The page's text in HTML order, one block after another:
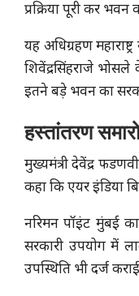
प्रक्रिया पूरी कर
यह अधिग्रहण
शिवेंद्रसिंहराजे
इतने बड़े भवन का
हस्तांतरण
मुख्यमंत्री देवेंद्र
कहा कि एयर इंडिया
नरिमन पॉइंट मुंबई
सरकारी उपयोग में
उपस्थिति भी दर्ज